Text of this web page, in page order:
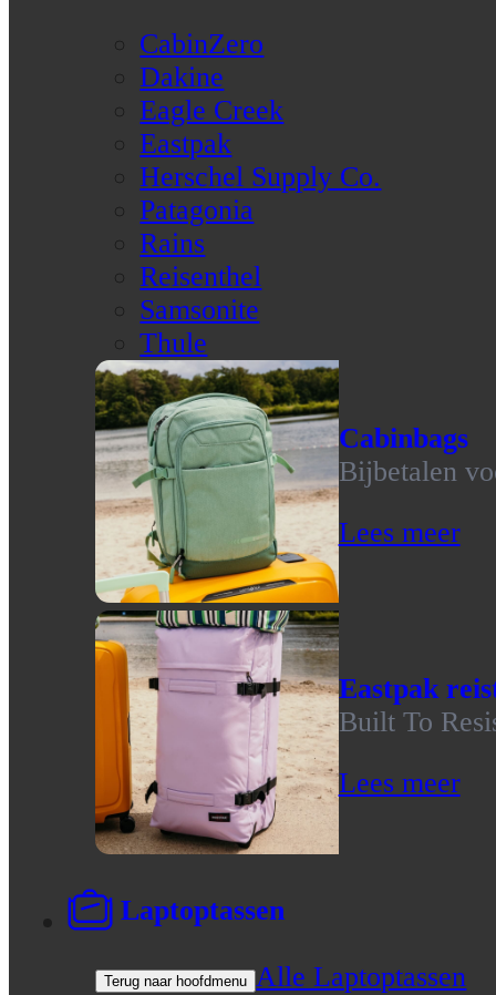
CabinZero
Dakine
Eagle Creek
Eastpak
Herschel Supply Co.
Patagonia
Rains
Reisenthel
Samsonite
Thule
Cabinbags
Bijbetalen
Lees meer
Eastpak
Built To
Lees meer
Laptoptassen
Terug naar hoofdmenu Alle Laptoptassen